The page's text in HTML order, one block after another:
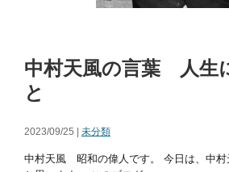
中村天風の言葉 人生
と
2023/09/25 | 未分類
中村天風 昭和の偉人です。 今日は、中村